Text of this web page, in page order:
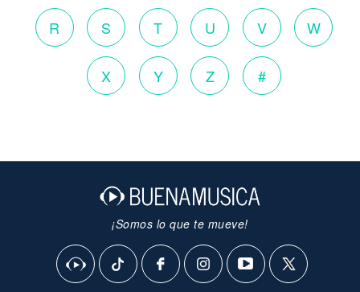
R S T U V W
X Y Z #
¡Somos lo que te mueve!